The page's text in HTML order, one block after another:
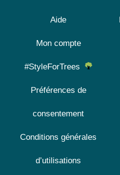
Aide
Mon compte
#StyleForTrees
Préférences de
consentement
Conditions générales
d’utilisations